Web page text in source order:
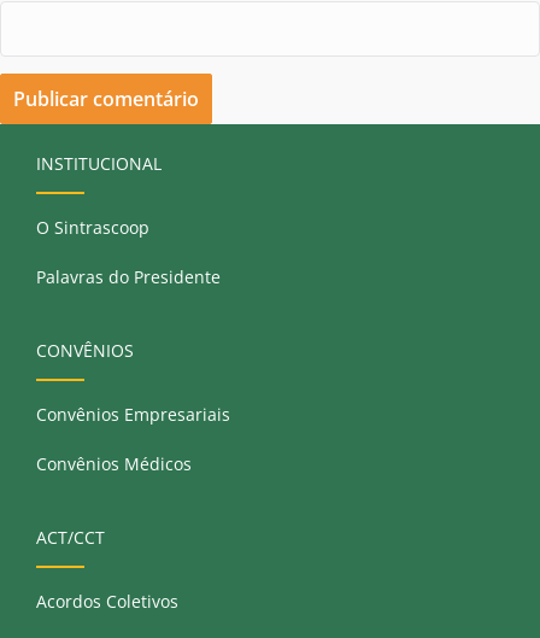
INSTITUCIONAL
O Sintrascoop
Palavras do Presidente
CONVÊNIOS
Convênios Empresariais
Convênios Médicos
ACT/CCT
Acordos Coletivos